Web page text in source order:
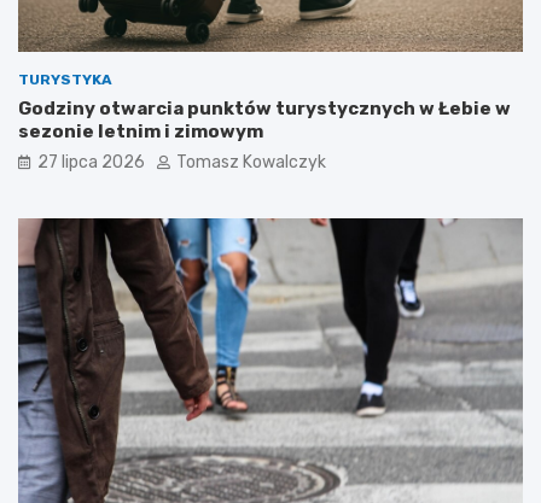
TURYSTYKA
Godziny otwarcia punktów turystycznych w Łebie w
sezonie letnim i zimowym
27 lipca 2026 Tomasz Kowalczyk